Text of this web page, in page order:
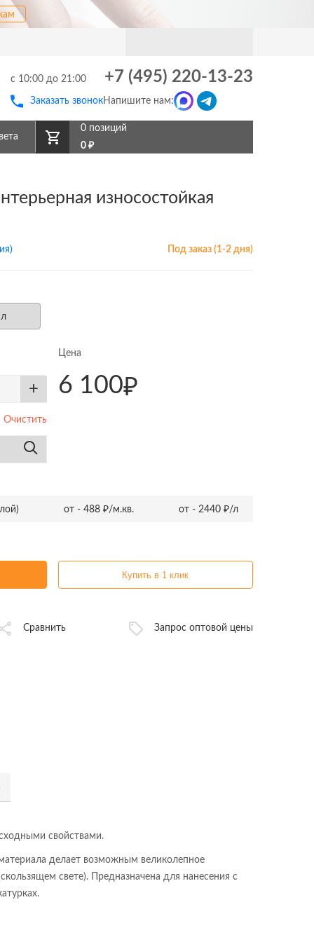
с 10:00 до 21:00 +7 (495) 220-13-23
Заказать звонокНапишите нам:
0 позиций
0 ₽
износостойкая
Под заказ (1-2 дня)
+
Цена
6 100₽
Очистить
от - 488 ₽/м.кв. от - 2440 ₽/л
Купить в 1 клик
Сравнить Запрос оптовой цены
свойствами.
делает возможным великолепное
свете). Предназначена для нанесения с